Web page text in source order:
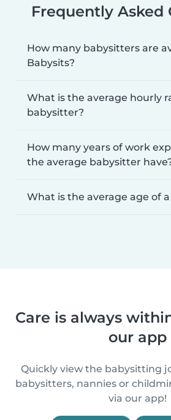
Frequently Asked
How many babysitters are
Babysits?
What is the average hourly
babysitter?
How many years of work
the average babysitter
What is the average age of
Care is always
our app
Quickly view the babysitting
babysitters, nannies or
via our app!